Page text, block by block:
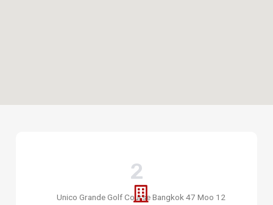
2
Unico Grande Golf Course Bangkok 47 Moo 12